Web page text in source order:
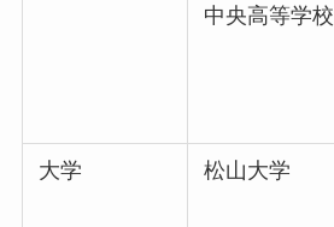
中央高等学校
大学 松山大学